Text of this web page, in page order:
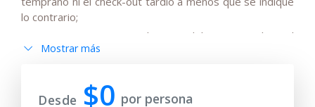
lo contrario;
- Tenga en cuenta que el precio del tour no incluye el
IVA estacional del 15 %, el cual puede ser añadido al
- Tenga en cuenta que los conductores no hablan inglés
o solo hablan un inglés muy básico;
Mostrar más
Desde $0 por persona